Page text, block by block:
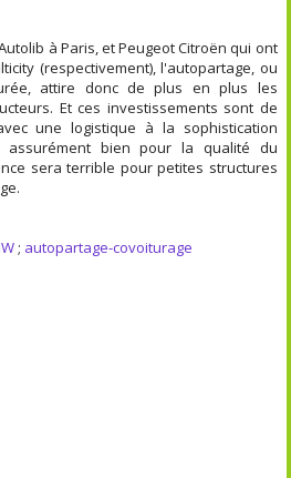
à Paris, et Peugeot Citroën qui ont
(respectivement), l'autopartage, ou
attire donc de plus en plus les
Et ces investissements sont de
une logistique à la sophistication
assurément bien pour la qualité du
sera terrible pour petites structures
; autopartage-covoiturage